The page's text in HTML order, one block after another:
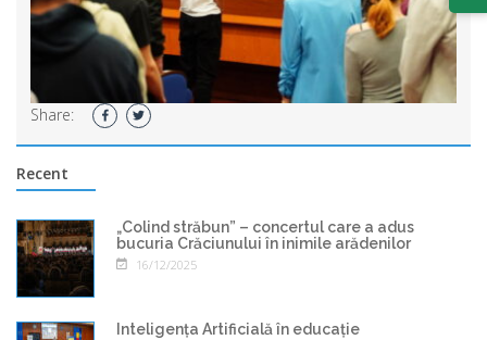
Share:
Recent
„Colind străbun” – concertul care a adus
bucuria Crăciunului în inimile arădenilor
16/12/2025
Inteligența Artificială în educație